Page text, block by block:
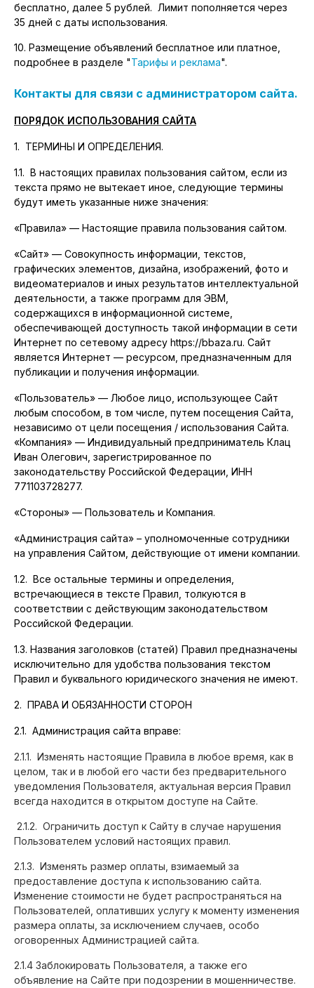
бесплатно, далее 5 рублей. Лимит пополняется через
35 дней с даты использования.
10. Размещение объявлений бесплатное или платное,
подробнее в разделе "Тарифы и реклама".
Контакты для связи с администратором сайта.
ПОРЯДОК ИСПОЛЬЗОВАНИЯ САЙТА
1. ТЕРМИНЫ И ОПРЕДЕЛЕНИЯ.
1.1. В настоящих правилах пользования сайтом, если из
текста прямо не вытекает иное, следующие термины
будут иметь указанные ниже значения:
«Правила» — Настоящие правила пользования сайтом.
«Сайт» — Совокупность информации, текстов,
графических элементов, дизайна, изображений, фото и
видеоматериалов и иных результатов интеллектуальной
деятельности, а также программ для ЭВМ,
содержащихся в информационной системе,
обеспечивающей доступность такой информации в сети
Интернет по сетевому адресу https://bbaza.ru. Сайт
является Интернет — ресурсом, предназначенным для
публикации и получения информации.
«Пользователь» — Любое лицо, использующее Сайт
любым способом, в том числе, путем посещения Сайта,
независимо от цели посещения / использования Сайта.
«Компания» — Индивидуальный предприниматель Клац
Иван Олегович, зарегистрированное по
законодательству Российской Федерации, ИНН
771103728277.
«Стороны» — Пользователь и Компания.
«Администрация сайта» – уполномоченные сотрудники
на управления Сайтом, действующие от имени компании.
1.2. Все остальные термины и определения,
встречающиеся в тексте Правил, толкуются в
соответствии с действующим законодательством
Российской Федерации.
1.3. Названия заголовков (статей) Правил предназначены
исключительно для удобства пользования текстом
Правил и буквального юридического значения не имеют.
2. ПРАВА И ОБЯЗАННОСТИ СТОРОН
2.1. Администрация сайта вправе:
2.1.1. Изменять настоящие Правила в любое время, как в
целом, так и в любой его части без предварительного
уведомления Пользователя, актуальная версия Правил
всегда находится в открытом доступе на Сайте.
2.1.2. Ограничить доступ к Сайту в случае нарушения
Пользователем условий настоящих правил.
2.1.3. Изменять размер оплаты, взимаемый за
предоставление доступа к использованию сайта.
Изменение стоимости не будет распространяться на
Пользователей, оплативших услугу к моменту изменения
размера оплаты, за исключением случаев, особо
оговоренных Администрацией сайта.
2.1.4 Заблокировать Пользователя, а также его
объявление на Сайте при подозрении в мошенничестве.